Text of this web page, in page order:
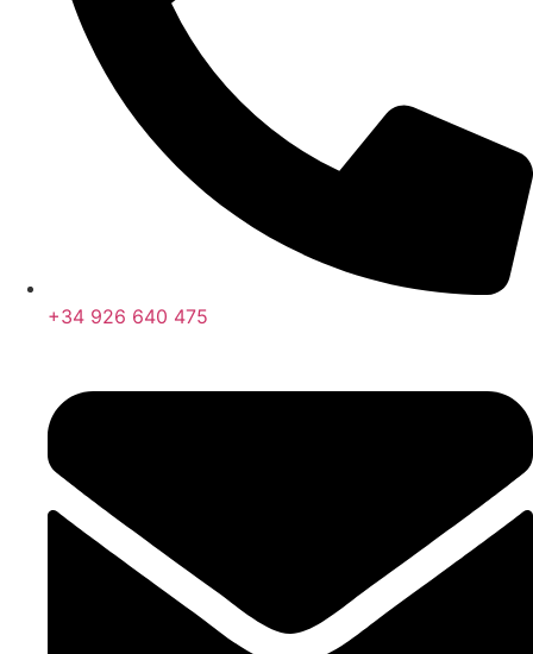
+34 926 640 475